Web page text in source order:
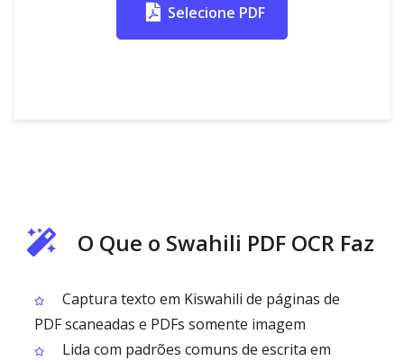
Selecione PDF
O Que o Swahili PDF OCR Faz
Captura texto em Kiswahili de páginas de
PDF scaneadas e PDFs somente imagem
Lida com padrões comuns de escrita em